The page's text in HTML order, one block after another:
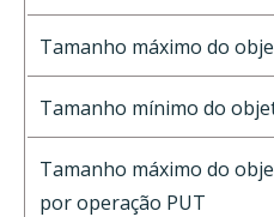
Tamanho máximo do
Tamanho mínimo do
Tamanho máximo do
por operação PUT